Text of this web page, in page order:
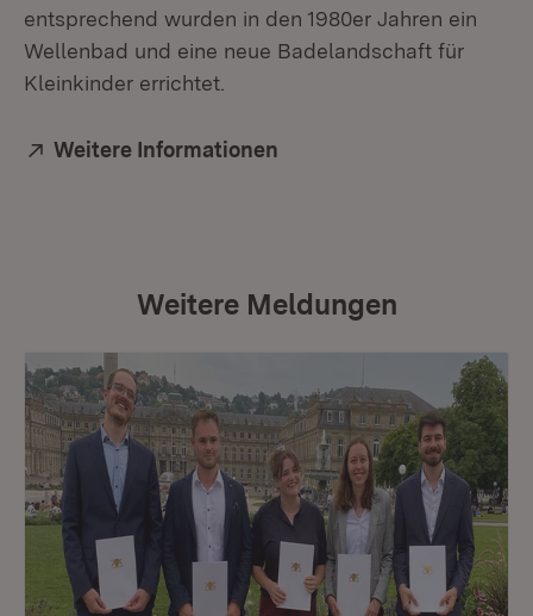
entsprechend wurden in den 1980er Jahren ein
Wellenbad und eine neue Badelandschaft für
Kleinkinder errichtet.
Extern:
Weitere Informationen
Weitere Meldungen